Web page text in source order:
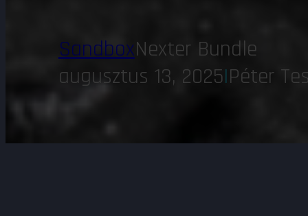
SandboxNexter Bundle
augusztus 13, 2025|Péter